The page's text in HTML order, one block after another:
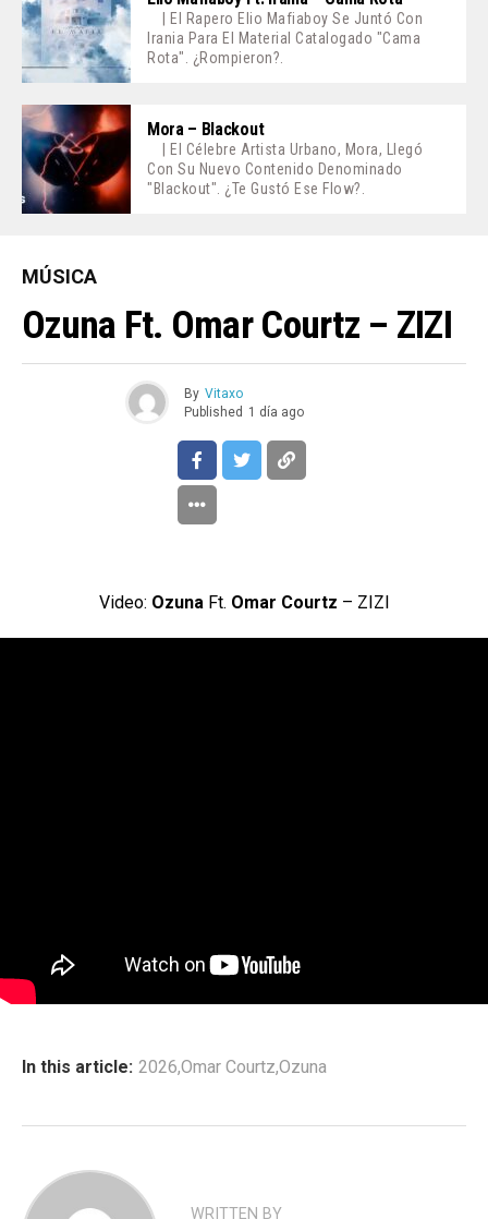
| El Rapero Elio Mafiaboy Se Juntó Con
Irania Para El Material Catalogado "Cama
Rota". ¿Rompieron?.
Mora – Blackout
| El Célebre Artista Urbano, Mora, Llegó
Con Su Nuevo Contenido Denominado
"Blackout". ¿Te Gustó Ese Flow?.
MÚSICA
Ozuna Ft. Omar Courtz – ZIZI
By Vitaxo
Published 1 día ago
Video: Ozuna Ft. Omar Courtz – ZIZI
In this article: 2026,Omar Courtz,Ozuna
WRITTEN BY